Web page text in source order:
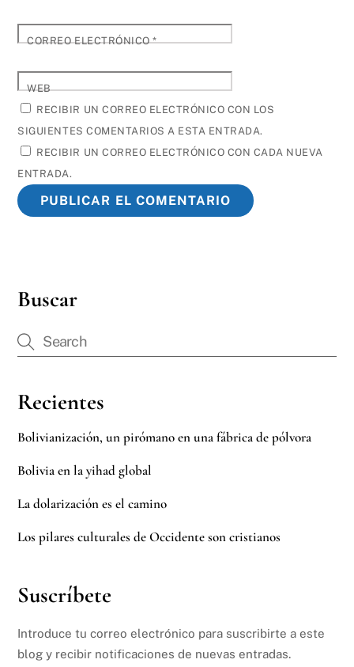
CORREO ELECTRÓNICO*
WEB
RECIBIR UN CORREO ELECTRÓNICO CON LOS
SIGUIENTES COMENTARIOS A ESTA ENTRADA.
RECIBIR UN CORREO ELECTRÓNICO CON CADA NUEVA
ENTRADA.
Buscar
Recientes
Bolivianización, un pirómano en una fábrica de pólvora
Bolivia en la yihad global
La dolarización es el camino
Los pilares culturales de Occidente son cristianos
Suscríbete
Introduce tu correo electrónico para suscribirte a este
blog y recibir notificaciones de nuevas entradas.